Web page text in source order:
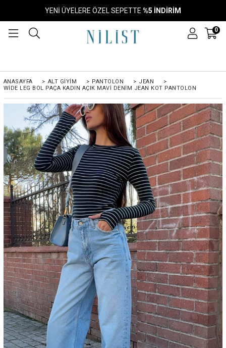
YENİ ÜYELERE ÖZEL SEPETTE %5 İNDİRİM
0
ANASAYFA > ALT GIYIM > PANTOLON > JEAN
>
WIDE LEG BOL PAÇA KADIN AÇIK MAVI DENIM JEAN KOT PANTOLON